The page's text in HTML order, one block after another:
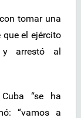
tomar una
el ejército
y arrestó al
“se ha
“vamos a